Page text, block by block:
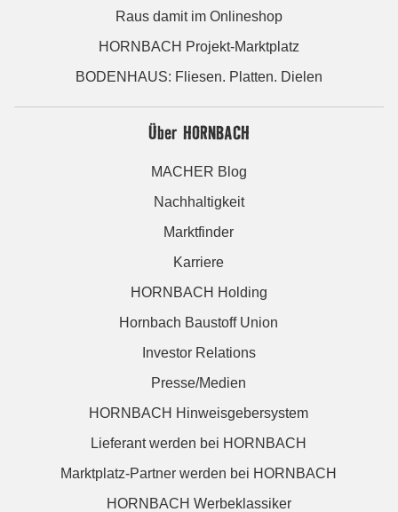
Raus damit im Onlineshop
HORNBACH Projekt-Marktplatz
BODENHAUS: Fliesen. Platten. Dielen
Über HORNBACH
MACHER Blog
Nachhaltigkeit
Marktfinder
Karriere
HORNBACH Holding
Hornbach Baustoff Union
Investor Relations
Presse/Medien
HORNBACH Hinweisgebersystem
Lieferant werden bei HORNBACH
Marktplatz-Partner werden bei HORNBACH
HORNBACH Werbeklassiker